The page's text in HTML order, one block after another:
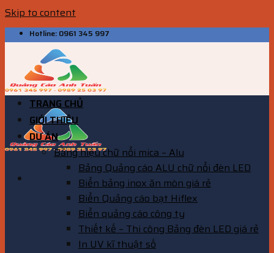
Skip to content
Hotline: 0961 345 997
TRANG CHỦ
GIỚI THIỆU
DỰ ÁN
Bảng hiệu chữ nổi mica – Alu
Bảng Quảng cáo ALU chữ nổi đèn LED
Biển bảng inox ăn mòn giá rẻ
Biển Quảng cáo bạt Hiflex
Biển quảng cáo công ty
Thiết kế – Thi công Bảng đèn LED giá rẻ
In UV kĩ thuật số